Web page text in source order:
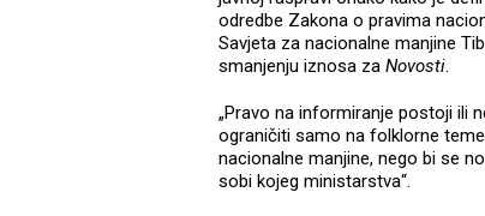
odredbe Zakona o pravima
Savjeta za nacionalne manjine
smanjenju iznosa za Novosti.
„Pravo na informiranje postoji ili
ograničiti samo na folklorne
nacionalne manjine, nego bi se
sobi kojeg ministarstva“.